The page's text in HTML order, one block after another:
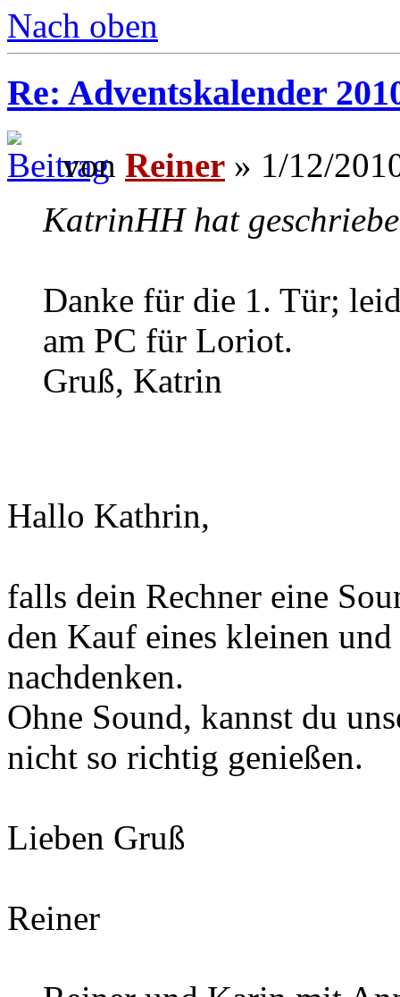
Nach oben
Re: Adventskalender
von Reiner » 1/12/
KatrinHH hat
Danke für die 1. Tür;
am PC für Loriot.
Gruß, Katrin
Hallo Kathrin,
falls dein Rechner eine
den Kauf eines kleinen
nachdenken.
Ohne Sound, kannst du
nicht so richtig genießen.
Lieben Gruß
Reiner